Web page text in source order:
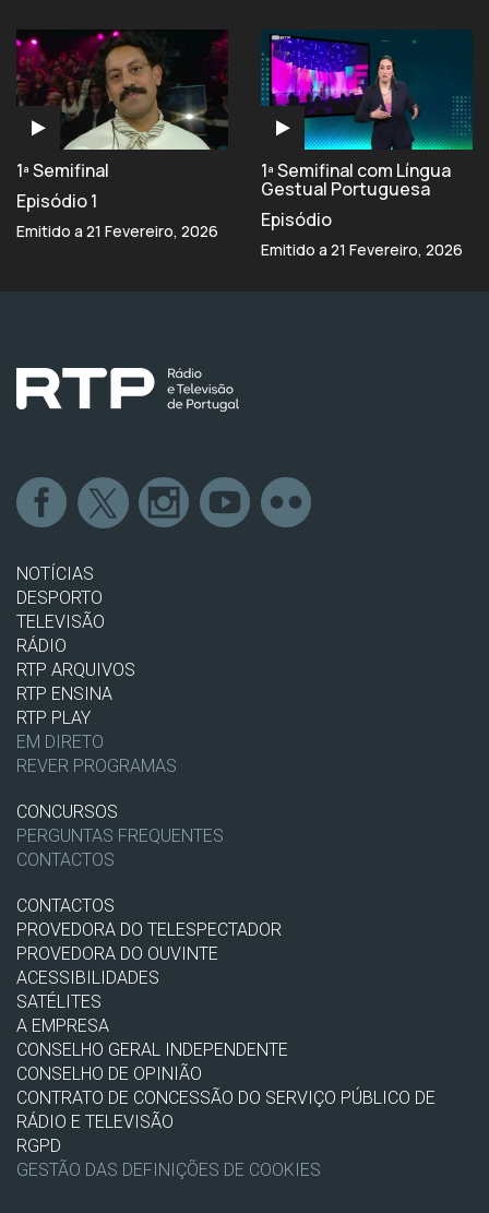
1ª Semifinal
Episódio 1
Emitido a 21 Fevereiro, 2026
1ª Semifinal com Língua
Gestual Portuguesa
Episódio
Emitido a 21 Fevereiro, 2026
NOTÍCIAS
DESPORTO
TELEVISÃO
RÁDIO
RTP ARQUIVOS
RTP ENSINA
RTP PLAY
EM DIRETO
REVER PROGRAMAS
CONCURSOS
PERGUNTAS FREQUENTES
CONTACTOS
CONTACTOS
PROVEDORA DO TELESPECTADOR
PROVEDORA DO OUVINTE
ACESSIBILIDADES
SATÉLITES
A EMPRESA
CONSELHO GERAL INDEPENDENTE
CONSELHO DE OPINIÃO
CONTRATO DE CONCESSÃO DO SERVIÇO PÚBLICO DE
RÁDIO E TELEVISÃO
RGPD
GESTÃO DAS DEFINIÇÕES DE COOKIES